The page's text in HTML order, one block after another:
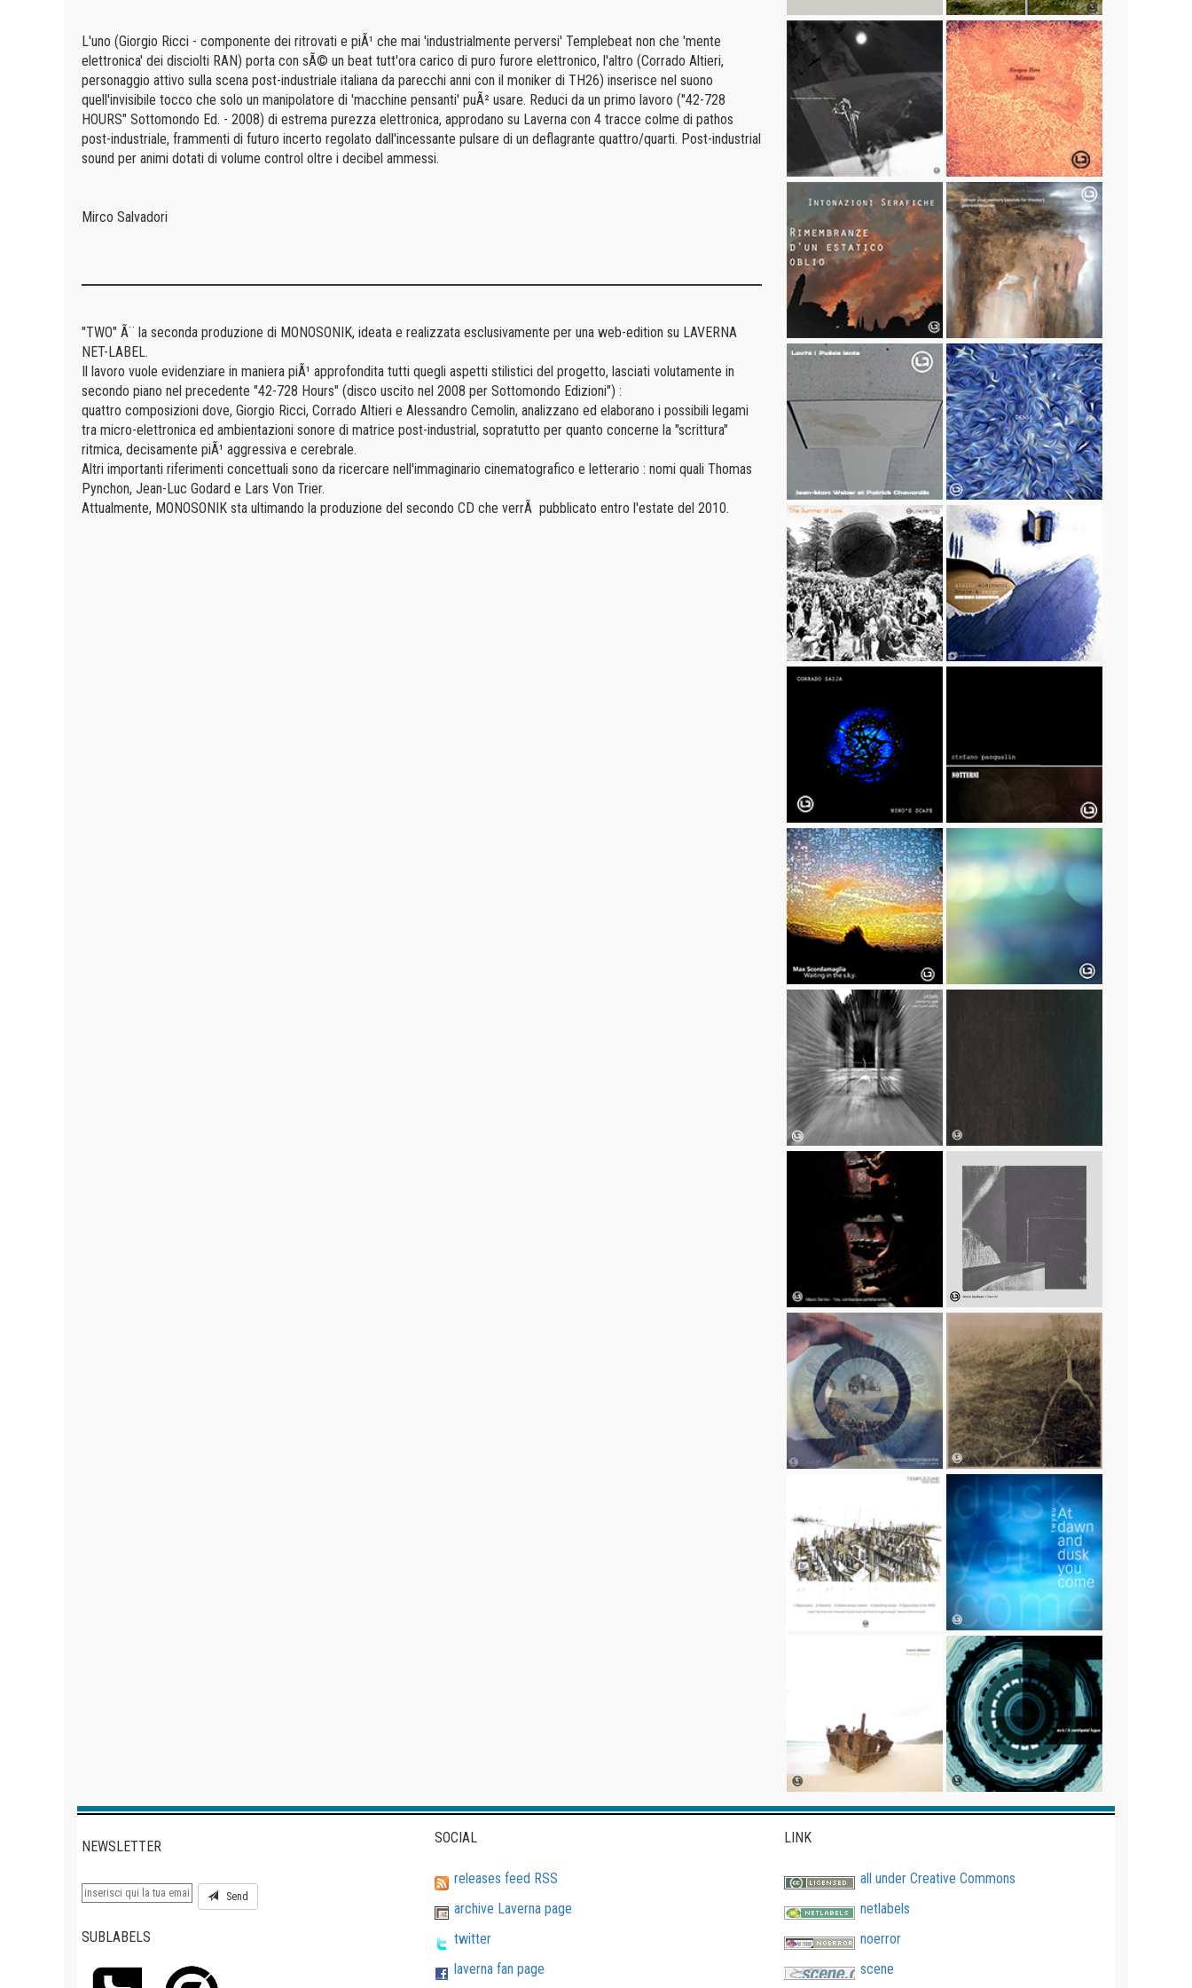
L'uno (Giorgio Ricci - componente dei ritrovati e piÃ¹ che mai 'industrialmente perversi' Templebeat non che 'mente
elettronica' dei disciolti RAN) porta con sÃ© un beat tutt'ora carico di puro furore elettronico, l'altro (Corrado Altieri,
personaggio attivo sulla scena post-industriale italiana da parecchi anni con il moniker di TH26) inserisce nel suono
quell'invisibile tocco che solo un manipolatore di 'macchine pensanti' puÃ² usare. Reduci da un primo lavoro ("42-728
HOURS" Sottomondo Ed. - 2008) di estrema purezza elettronica, approdano su Laverna con 4 tracce colme di pathos
post-industriale, frammenti di futuro incerto regolato dall'incessante pulsare di un deflagrante quattro/quarti. Post-industrial
sound per animi dotati di volume control oltre i decibel ammessi.
Mirco Salvadori
"TWO" Ã¨ la seconda produzione di MONOSONIK, ideata e realizzata esclusivamente per una web-edition su LAVERNA
NET-LABEL.
Il lavoro vuole evidenziare in maniera piÃ¹ approfondita tutti quegli aspetti stilistici del progetto, lasciati volutamente in
secondo piano nel precedente "42-728 Hours" (disco uscito nel 2008 per Sottomondo Edizioni") :
quattro composizioni dove, Giorgio Ricci, Corrado Altieri e Alessandro Cemolin, analizzano ed elaborano i possibili legami
tra micro-elettronica ed ambientazioni sonore di matrice post-industrial, sopratutto per quanto concerne la "scrittura"
ritmica, decisamente piÃ¹ aggressiva e cerebrale.
Altri importanti riferimenti concettuali sono da ricercare nell'immaginario cinematografico e letterario : nomi quali Thomas
Pynchon, Jean-Luc Godard e Lars Von Trier.
Attualmente, MONOSONIK sta ultimando la produzione del secondo CD che verrÃ pubblicato entro l'estate del 2010.
NEWSLETTER
Send
SUBLABELS
SOCIAL
releases feed RSS
archive Laverna page
twitter
laverna fan page
LINK
all under Creative Commons
netlabels
noerror
scene